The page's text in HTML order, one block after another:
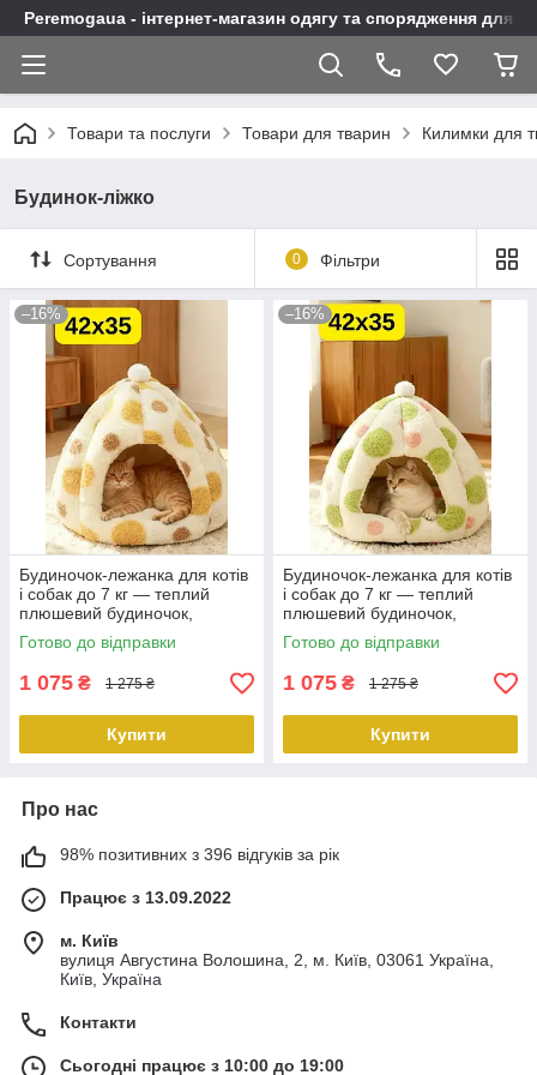
Peremogaua - інтернет-магазин одягу та спорядження для
Товари та послуги Товари для тварин Килимки для
Будинок-ліжко
Сортування 0 Фільтри
–16%
Будиночок-лежанка для котів
і собак до 7 кг — теплий
плюшевий будиночок,
антиковзкий, біло-жовтий, 42
× 35 см KT8004801
Готово до відправки
1 075 ₴ 1 275 ₴
Купити
–16%
Будиночок-лежанка для котів
і собак до 7 кг — теплий
плюшевий будиночок,
антиковзкий,біло-зелений, 42
× 35 см KT8004802
Готово до відправки
1 075 ₴ 1 275 ₴
Купити
Про нас
98% позитивних з 396 відгуків за рік
Працює з 13.09.2022
м. Київ
вулиця Августина Волошина, 2, м. Київ, 03061 Україна,
Київ, Україна
Контакти
Сьогодні працює з 10:00 до 19:00